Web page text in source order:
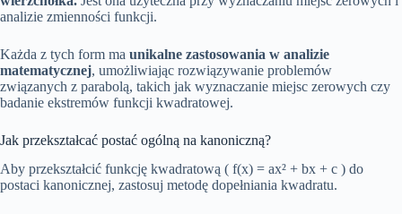
analizie zmienności funkcji.
Każda z tych form ma unikalne zastosowania w analizie
matematycznej, umożliwiając rozwiązywanie problemów
związanych z parabolą, takich jak wyznaczanie miejsc zerowych czy
badanie ekstremów funkcji kwadratowej.
Jak przekształcać postać ogólną na kanoniczną?
Aby przekształcić funkcję kwadratową ( f(x) = ax² + bx + c ) do
postaci kanonicznej, zastosuj metodę dopełniania kwadratu.